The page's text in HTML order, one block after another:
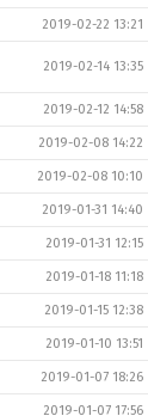
2019-02-22 13:21
2019-02-14 13:35
2019-02-12 14:58
2019-02-08 14:22
2019-02-08 10:10
2019-01-31 14:40
2019-01-31 12:15
2019-01-18 11:18
2019-01-15 12:38
2019-01-10 13:51
2019-01-07 18:26
2019-01-07 17:56